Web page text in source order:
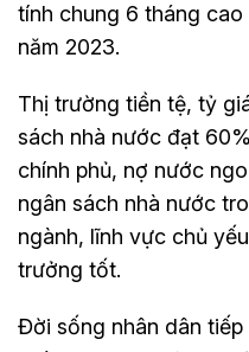
tính chung 6 tháng
năm 2023.
Thị trường tiền tệ, tỷ
sách nhà nước đạt
chính phủ, nợ nước
ngân sách nhà nước
ngành, lĩnh vực chủ
trưởng tốt.
Đời sống nhân dân